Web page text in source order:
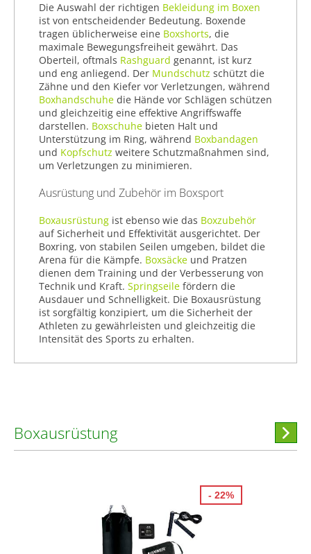
Die Auswahl der richtigen Bekleidung im Boxen
ist von entscheidender Bedeutung. Boxende
tragen üblicherweise eine Boxshorts, die
maximale Bewegungsfreiheit gewährt. Das
Oberteil, oftmals Rashguard genannt, ist kurz
und eng anliegend. Der Mundschutz schützt die
Zähne und den Kiefer vor Verletzungen, während
Boxhandschuhe die Hände vor Schlägen schützen
und gleichzeitig eine effektive Angriffswaffe
darstellen. Boxschuhe bieten Halt und
Unterstützung im Ring, während Boxbandagen
und Kopfschutz weitere Schutzmaßnahmen sind,
um Verletzungen zu minimieren.
Ausrüstung und Zubehör im Boxsport
Boxausrüstung ist ebenso wie das Boxzubehör
auf Sicherheit und Effektivität ausgerichtet. Der
Boxring, von stabilen Seilen umgeben, bildet die
Arena für die Kämpfe. Boxsäcke und Pratzen
dienen dem Training und der Verbesserung von
Technik und Kraft. Springseile fördern die
Ausdauer und Schnelligkeit. Die Boxausrüstung
ist sorgfältig konzipiert, um die Sicherheit der
Athleten zu gewährleisten und gleichzeitig die
Intensität des Sports zu erhalten.
Boxausrüstung
- 22%